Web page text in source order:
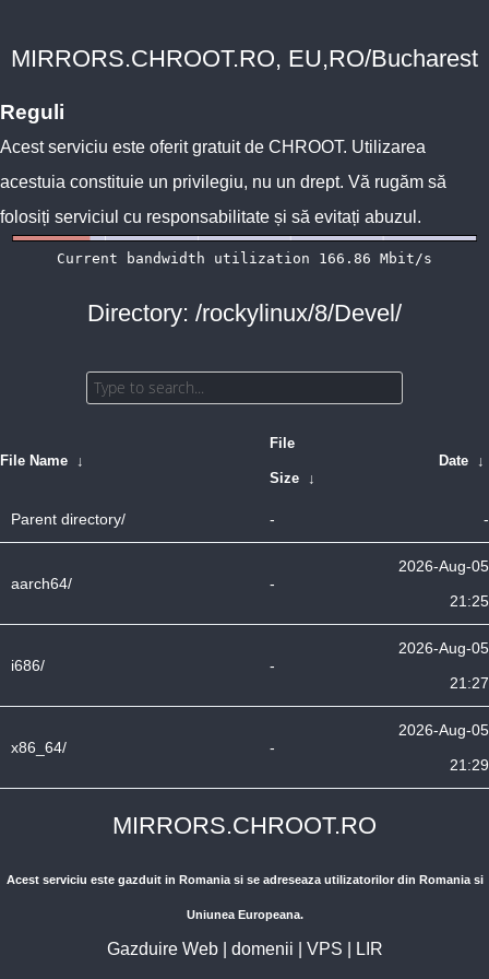
MIRRORS.CHROOT.RO, EU,RO/Bucharest
Reguli
Acest serviciu este oferit gratuit de CHROOT. Utilizarea
acestuia constituie un privilegiu, nu un drept. Vă rugăm să
folosiți serviciul cu responsabilitate și să evitați abuzul.
Directory: /rockylinux/8/Devel/
File Name ↓
File
Size ↓
Date ↓
Parent directory/ - -
aarch64/ -
2026-Aug-05
21:25
i686/ -
2026-Aug-05
21:27
x86_64/ -
2026-Aug-05
21:29
MIRRORS.CHROOT.RO
Acest serviciu este gazduit in Romania si se adreseaza utilizatorilor din Romania si
Uniunea Europeana.
Gazduire Web| domenii VPS LIR